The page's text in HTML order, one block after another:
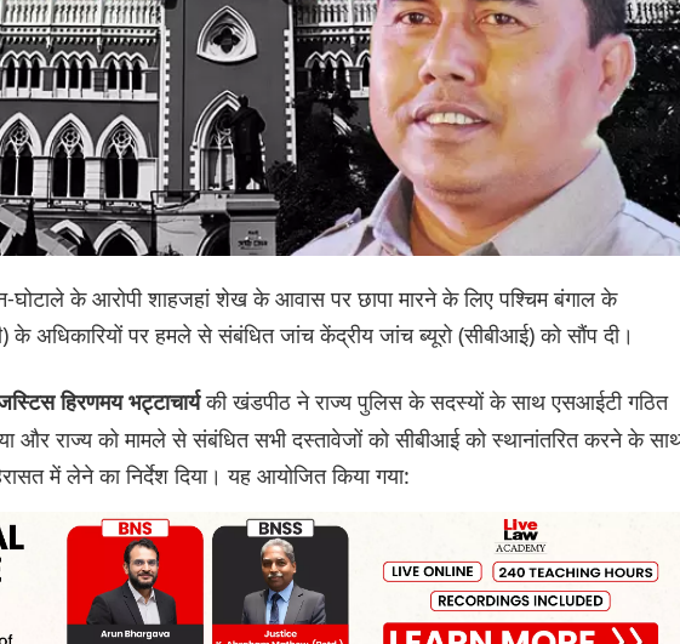
घोटाले के आरोपी शाहजहां शेख के आवास पर छापा मारने के लिए पश्चिम बंगाल के
के अधिकारियों पर हमले से संबंधित जांच केंद्रीय जांच ब्यूरो (सीबीआई) को सौंप दी।
हिरणमय भट्टाचार्यकी खंडपीठ ने राज्य पुलिस के सदस्यों के साथ एसआईटी गठित
राज्य को मामले से संबंधित सभी दस्तावेजों को सीबीआई को स्थानांतरित करने के
में लेने का निर्देश दिया। यह आयोजित किया गया: